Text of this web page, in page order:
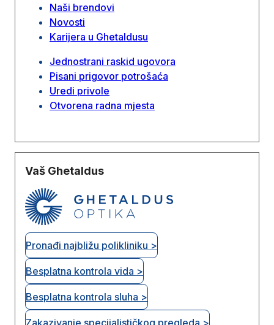
Naši brendovi
Novosti
Karijera u Ghetaldusu
Jednostrani raskid ugovora
Pisani prigovor potrošaća
Uredi privole
Otvorena radna mjesta
Vaš Ghetaldus
Pronađi najbližu polikliniku >
Besplatna kontrola vida >
Besplatna kontrola sluha >
Zakazivanje specijalističkog pregleda >